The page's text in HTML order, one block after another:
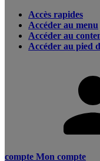
Accès rapides
Accéder au menu
Accéder au
Accéder au pied
compte Mon compte